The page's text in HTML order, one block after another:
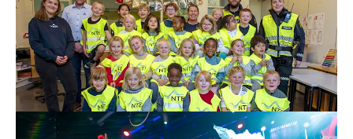
Blir sett i høstmørket
– Jeg skal bli like flink som politiet til å vises når det er
mørkt!
Les mer
9. okt. 2025